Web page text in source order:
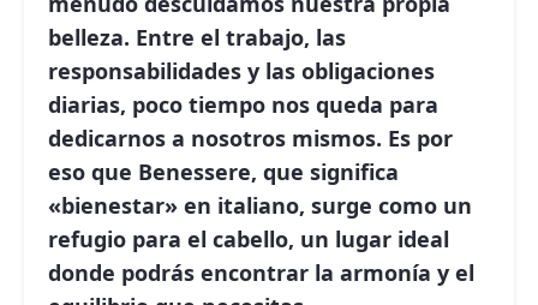
belleza. Entre el trabajo, las
responsabilidades y las obligaciones
diarias, poco tiempo nos queda para
dedicarnos a nosotros mismos. Es por
eso que Benessere, que significa
«bienestar» en italiano, surge como un
refugio para el cabello, un lugar ideal
donde podrás encontrar la armonía y el